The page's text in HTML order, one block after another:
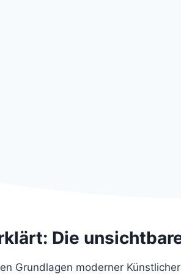
Die
Grundlagen moderner